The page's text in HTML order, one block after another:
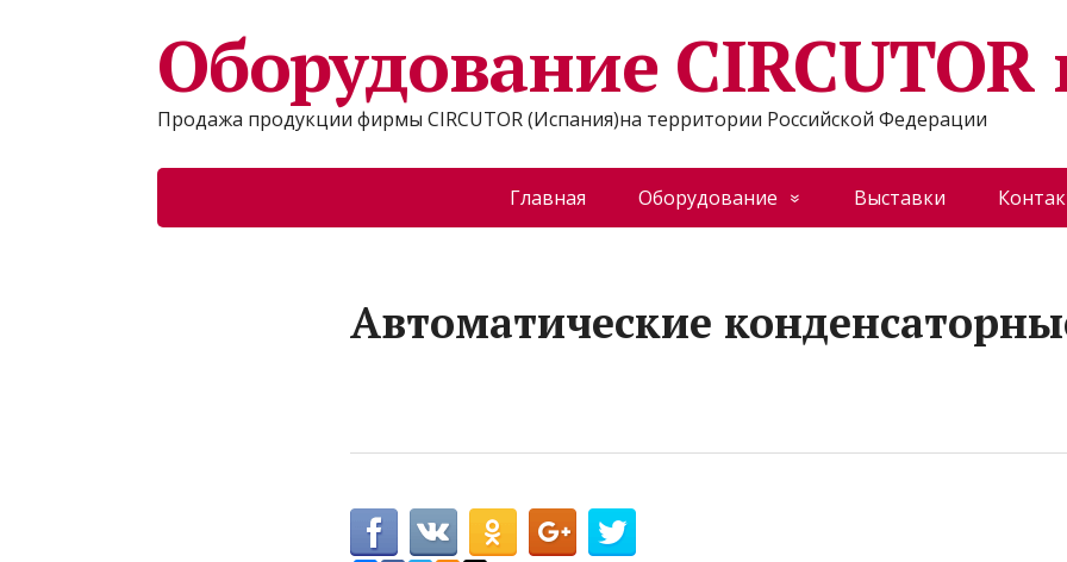
Оборудование
Продажа продукции фирмы CIRCUTOR (Испания)на территории Российской Федерации
Главная Оборудование Выставки
Автоматические